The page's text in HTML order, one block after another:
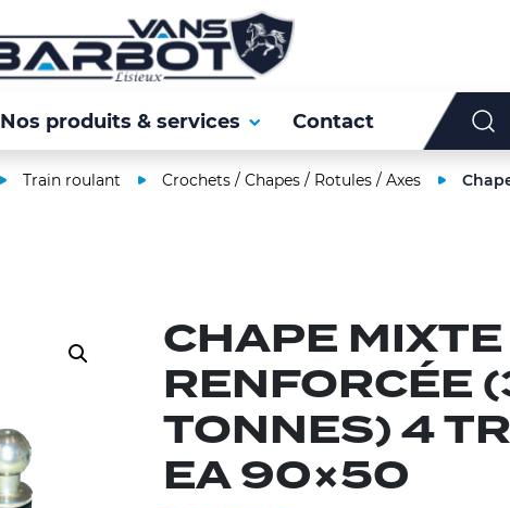
Nos produits & services Contact Search:
Train roulant Crochets / Chapes / Rotules / Axes
CHAPE MIXTE
RENFORCÉE
TONNES) 4
EA 90×50